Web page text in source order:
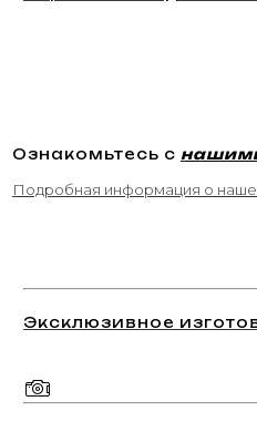
Ознакомьтесь с
Подробная информация о
Эксклюзивное